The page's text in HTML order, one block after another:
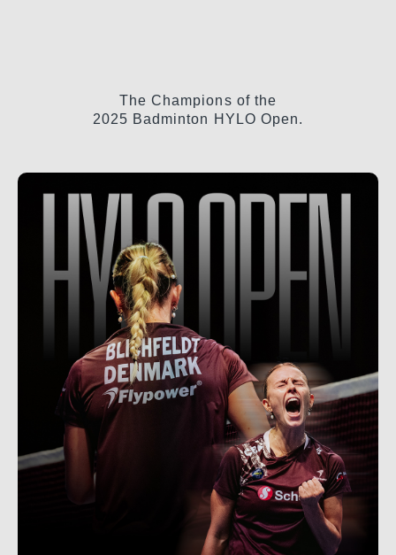
The Champions of the
2025 Badminton HYLO Open.